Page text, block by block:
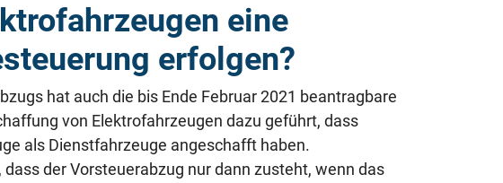
eine
erfolgen?
hat auch die bis Ende Februar 2021 beantragbare
von Elektrofahrzeugen dazu geführt, dass
als Dienstfahrzeuge angeschafft haben.
der Vorsteuerabzug nur dann zusteht, wenn das